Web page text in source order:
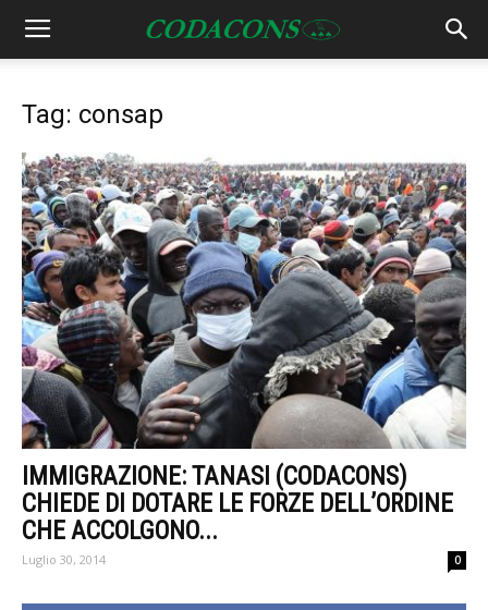
Tag: consap
IMMIGRAZIONE: TANASI (CODACONS)
CHIEDE DI DOTARE LE FORZE DELL’ORDINE
CHE ACCOLGONO...
Luglio 30, 2014 0